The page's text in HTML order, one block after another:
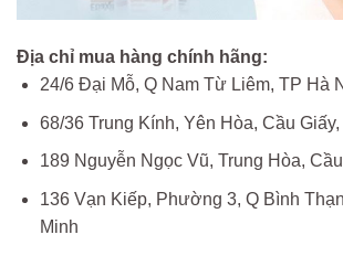
Địa chỉ mua hàng chính hãng:
24/6 Đại Mỗ, Q Nam Từ Liêm, TP Hà
68/36 Trung Kính, Yên Hòa, Cầu
189 Nguyễn Ngọc Vũ, Trung Hòa,
136 Vạn Kiếp, Phường 3, Q Bình
Minh